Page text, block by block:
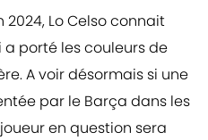
Lo Celso connait
porté les couleurs de
A voir désormais si une
par le Barça dans les
en question sera